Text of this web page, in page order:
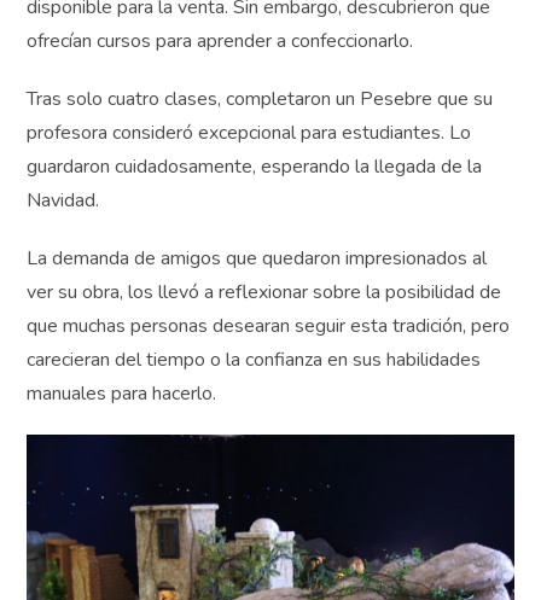
disponible para la venta. Sin embargo, descubrieron que
ofrecían cursos para aprender a confeccionarlo.
Tras solo cuatro clases, completaron un Pesebre que su
profesora consideró excepcional para estudiantes. Lo
guardaron cuidadosamente, esperando la llegada de la
Navidad.
La demanda de amigos que quedaron impresionados al
ver su obra, los llevó a reflexionar sobre la posibilidad
de que muchas personas desearan seguir esta tradición,
pero carecieran del tiempo o la confianza en sus
habilidades manuales para hacerlo.